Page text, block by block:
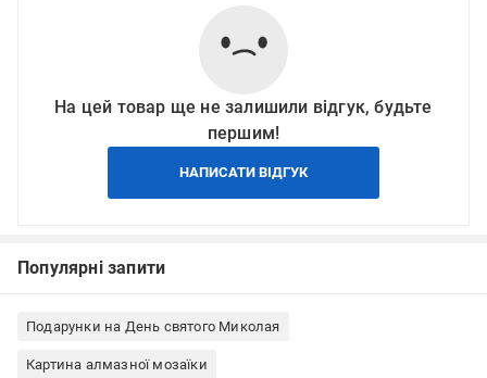
На цей товар ще не залишили відгук, будьте
першим!
НАПИСАТИ ВІДГУК
Популярні запити
Подарунки на День святого Миколая
Картина алмазної мозаїки